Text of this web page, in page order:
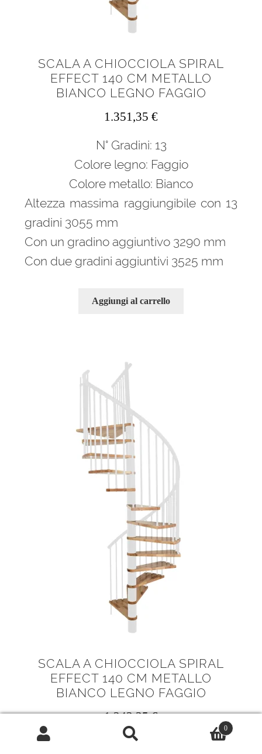
SCALA A CHIOCCIOLA SPIRAL
EFFECT 140 CM METALLO
BIANCO LEGNO FAGGIO
1.351,35 €
N° Gradini: 13
Colore legno: Faggio
Colore metallo: Bianco
Altezza massima raggiungibile con 13
gradini 3055 mm
Con un gradino aggiuntivo 3290 mm
Con due gradini aggiuntivi 3525 mm
Aggiungi al carrello
SCALA A CHIOCCIOLA SPIRAL
EFFECT 140 CM METALLO
BIANCO LEGNO FAGGIO
1.243,35€
N° Gradini: 13
0